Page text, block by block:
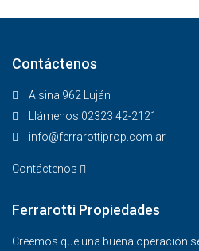
Contáctenos
Alsina 962 Luján
Llámenos 02323 42-2121
info@ferrarottiprop.com.ar
Contáctenos
Ferrarotti Propiedades
Creemos que una buena operación